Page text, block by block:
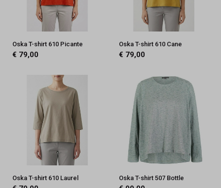
Oska T-shirt 610 Picante
€ 79,00
Oska T-shirt 610 Cane
€ 79,00
Oska T-shirt 610 Laurel Oska T-shirt 507 Bottle